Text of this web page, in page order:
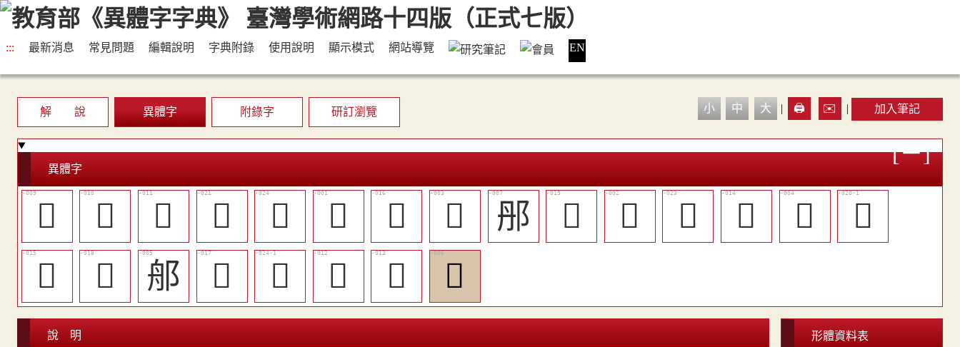
::: 最新消息 常見問題 編輯說明 字典附錄 使用說明 顯示模式 網站導覽 EN
解 說 異體字 附錄字 研訂瀏覽 小 中 大 | 🖨️ ✉️ | 加入筆記
異體字
󶇹 󶇺 󶇻 󶈄 󶈆 𢑽 𣟎 𨙻 䢷 󶈂 𨚉 󶈅 󶇾 𨚗
󶈃
󶇿
󶈁 郍 󶈀 󶈇 󶇼 󶇽 󶇸
說 明 形體資料表